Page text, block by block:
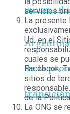
de la
servicios
La presente
Ud. en el
cuales se
Facebook,
sitios de
de la
La ONG se